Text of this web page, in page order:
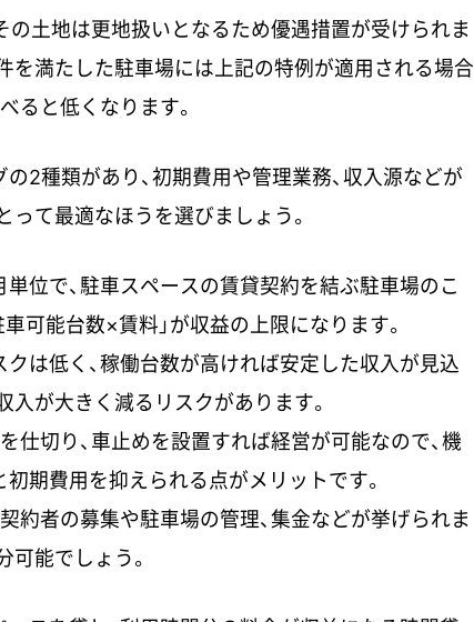
の土地は更地扱いとなるため優遇措置が受けられま
を満たした駐車場には上記の特例が適用される場合
ると低くなります。
2種類があり、初期費用や管理業務、収入源などが
って最適なほうを選びましょう。
位で、駐車スペースの賃貸契約を結ぶ駐車場のこ
可能台数×賃料」が収益の上限になります。
は低く、稼働台数が高ければ安定した収入が見込
入が大きく減るリスクがあります。
仕切り、車止めを設置すれば経営が可能なので、機
期費用を抑えられる点がメリットです。
約者の募集や駐車場の管理、集金などが挙げられま
可能でしょう。